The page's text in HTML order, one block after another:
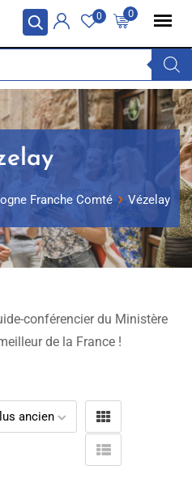
0
0
Franche Comté Vézelay
conférencier du Ministère
de la France !